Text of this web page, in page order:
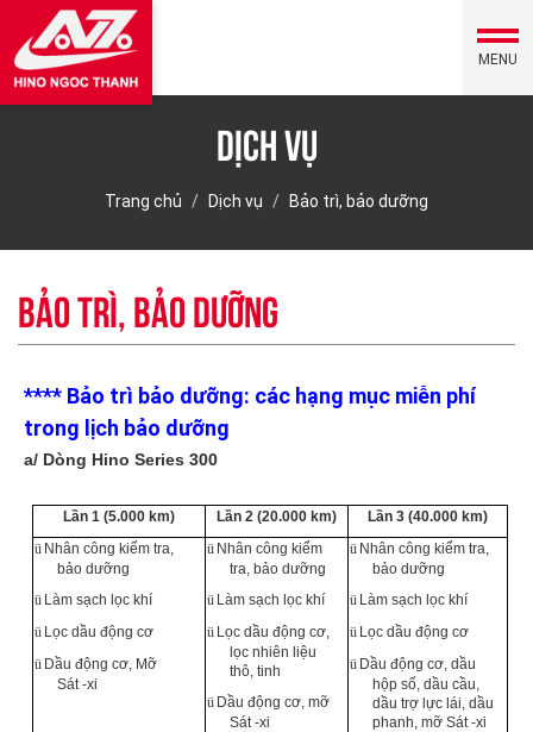
MENU
Dịch vụ
Trang chủ Dịch vụ Bảo trì, bảo dưỡng
Bảo trì, bảo dưỡng
**** Bảo trì bảo dưỡng: các hạng mục miễn phí
trong lịch bảo dưỡng
a/ Dòng Hino Series 300
Lần 1 (5.000 km) Lần 2 (20.000 km)
Lần 3 (40.000 km)
ü Nhân công kiểm tra,
bảo dưỡng
ü Làm sạch lọc khí
ü Lọc dầu động cơ
ü Dầu động cơ, Mỡ
Sát -xi
ü Nhân công kiểm
tra, bảo dưỡng
ü Làm sạch lọc khí
ü Lọc dầu động cơ,
lọc nhiên liệu
thô, tinh
ü Dầu động cơ, mỡ
Sát -xi
ü Nhân công kiểm tra,
bảo dưỡng
ü Làm sạch lọc khí
ü Lọc dầu động cơ
ü Dầu động cơ, dầu
hộp số, dầu cầu,
dầu trợ lực lái, dầu
phanh, mỡ Sát -xi